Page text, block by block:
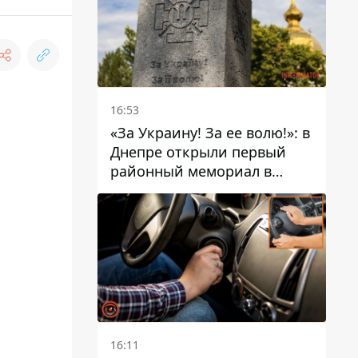
16:53
«За Украину! За ее волю!»: в
Днепре открыли первый
районный мемориал в
честь погибших
Защитников
16:11